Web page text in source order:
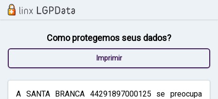
Como protegemos seus dados?
Imprimir
A SANTA BRANCA 44291897000125 se preocupa